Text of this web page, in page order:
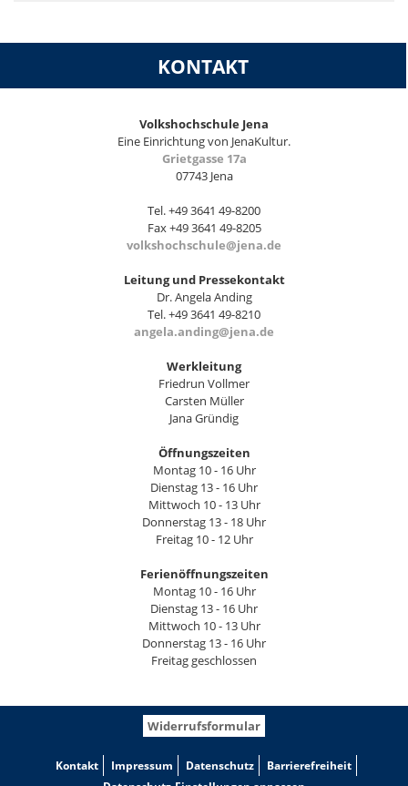
KONTAKT
Volkshochschule Jena
Eine Einrichtung von JenaKultur.
Grietgasse 17a
07743 Jena
Tel. +49 3641 49-8200
Fax +49 3641 49-8205
volkshochschule@jena.de
Leitung und Pressekontakt
Dr. Angela Anding
Tel. +49 3641 49-8210
angela.anding@jena.de
Werkleitung
Friedrun Vollmer
Carsten Müller
Jana Gründig
Öffnungszeiten
Montag 10 - 16 Uhr
Dienstag 13 - 16 Uhr
Mittwoch 10 - 13 Uhr
Donnerstag 13 - 18 Uhr
Freitag 10 - 12 Uhr
Ferienöffnungszeiten
Montag 10 - 16 Uhr
Dienstag 13 - 16 Uhr
Mittwoch 10 - 13 Uhr
Donnerstag 13 - 16 Uhr
Freitag geschlossen
Widerrufsformular
Kontakt Impressum Datenschutz
Barrierefreiheit